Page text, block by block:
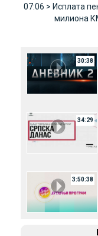
07:06 > Исплата
милиона
30:38
34:29
3:50:38